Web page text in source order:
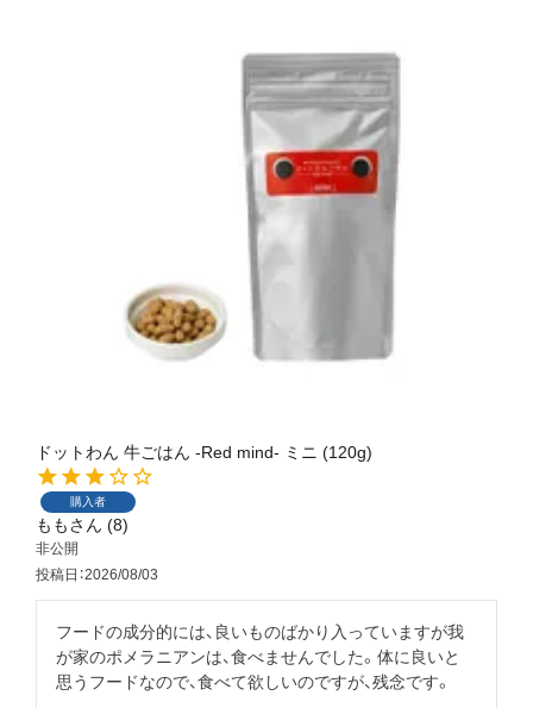
ドットわん 牛ごはん -Red mind- ミニ (120g)
購入者
もも 8
非公開
投稿日 2026/08/03
フードの成分的には、良いものばかり入っていますが我
が家のポメラニアンは、食べませんでした。体に良いと
思うフードなので、食べて欲しいのですが、残念です。